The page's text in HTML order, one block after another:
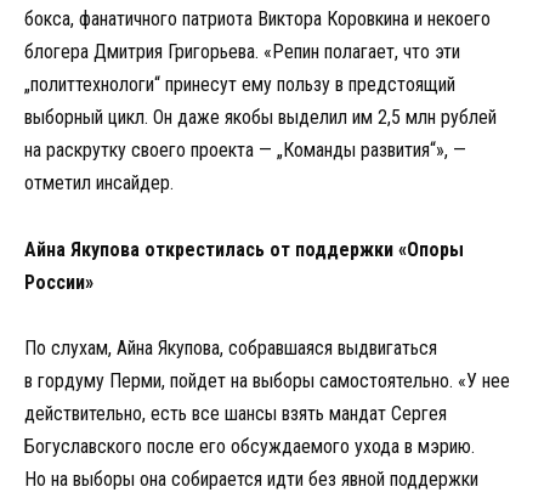
бокса, фанатичного патриота Виктора Коровкина и некоего
блогера Дмитрия Григорьева. «Репин полагает, что эти
„политтехнологи“ принесут ему пользу в предстоящий
выборный цикл. Он даже якобы выделил им 2,5 млн рублей
на раскрутку своего проекта — „Команды развития“», —
отметил инсайдер.
Айна Якупова открестилась от поддержки «Опоры
России»
По слухам, Айна Якупова, собравшаяся выдвигаться
в гордуму Перми, пойдет на выборы самостоятельно. «У нее
действительно, есть все шансы взять мандат Сергея
Богуславского после его обсуждаемого ухода в мэрию.
Но на выборы она собирается идти без явной поддержки